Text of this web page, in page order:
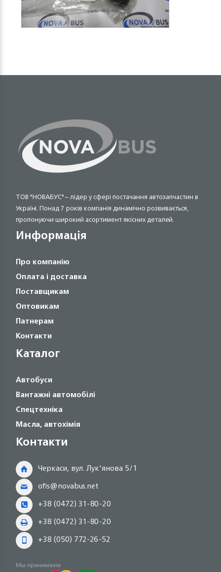
ТОВ "НОВАБУС" – лідер у сфері постачання автозапчастин в
Україні. Понад 7 років компанія динамічно розвивається,
пропонуючи широкий асортимент якісних деталей.
Информація
Про компанію
Оплата і доставка
Поставщикам
Оптовикам
Патнерам
Контакти
Каталог
Автобуси
Вантажні автомобілі
Спецтехніка
Масла, автохімія
Контакти
Черкаси, вул. Лук'янова 5/1
ofis@novabus.net
+38 (0472) 31-80-20
+38 (0472) 31-80-20
+38 (050) 772-26-52
Мы принимаем